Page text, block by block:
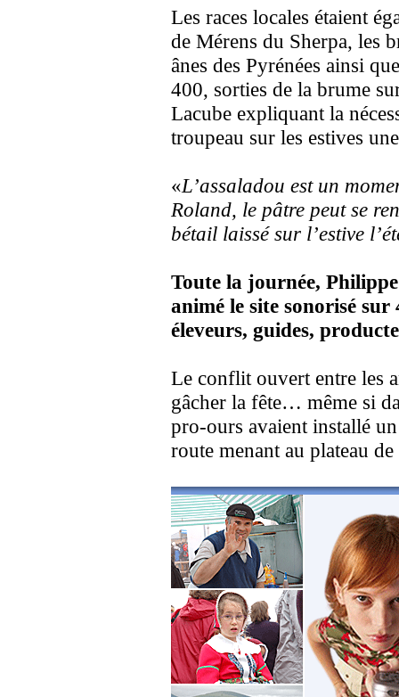
Les races locales étaient
de Mérens du Sherpa, les
ânes des Pyrénées ainsi
400, sorties de la brume
Lacube expliquant la
troupeau sur les estives
«L’assaladou est un
Roland, le pâtre peut se
bétail laissé sur l’estive
Toute la journée,
animé le site sonorisé
éleveurs, guides,
Le conflit ouvert entre les
gâcher la fête… même si
pro-ours avaient installé
route menant au plateau